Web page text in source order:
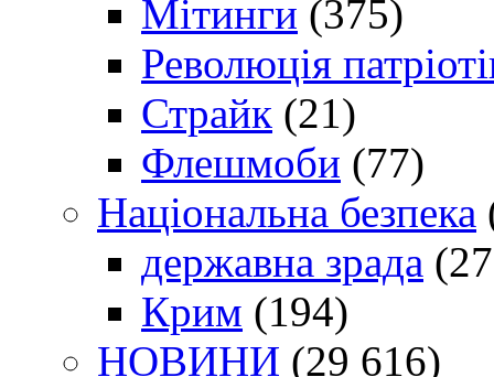
Мітинги (375)
Революція
Страйк (21)
Флешмоби (77)
Національна безпека
державна зрада
Крим (194)
НОВИНИ (29 616)